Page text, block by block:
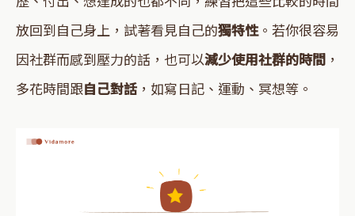
放回到自己身上，試著看見自己的獨特性。若你很容易
因社群而感到壓力的話，也可以減少使用社群的時間 ，
多花時間跟自己對話 ，如寫日記、運動、冥想等。